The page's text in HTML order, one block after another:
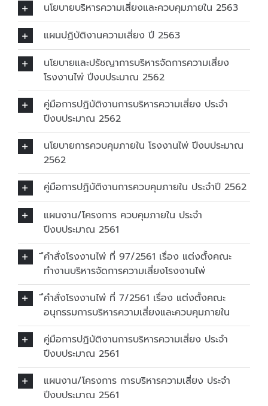
นโยบายบริหารความเสี่ยงและควบคุมภายใน 2563
แผนปฏิบัติงานความเสี่ยง ปี 2563
นโยบายและปรัชญาการบริหารจัดการความเสี่ยง
โรงงานไพ่ ปีงบประมาณ 2562
คู่มือการปฏิบัติงานการบริหารความเสี่ยง ประจำ
ปีงบประมาณ 2562
นโยบายการควบคุมภายใน โรงงานไพ่ ปีงบประมาณ
2562
คู่มือการปฏิบัติงานการควบคุมภายใน ประจำปี 2562
แผนงาน/โครงการ ควบคุมภายใน ประจำ
ปีงบประมาณ 2561
ึคำสั่งโรงงานไพ่ ที่ 97/2561 เรื่อง แต่งตั้งคณะ
ทำงานบริหารจัดการความเสี่ยงโรงงานไพ่
ึคำสั่งโรงงานไพ่ ที่ 7/2561 เรื่อง แต่งตั้งคณะ
อนุกรรมการบริหารความเสี่ยงและควบคุมภายใน
คู่มือการปฏิบัติงานการบริหารความเสี่ยง ประจำ
ปีงบประมาณ 2561
แผนงาน/โครงการ การบริหารความเสี่ยง ประจำ
ปีงบประมาณ 2561